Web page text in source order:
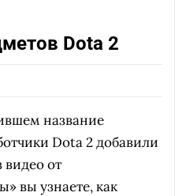
Dota 2
название
Dota 2 добавили
видео от
вы узнаете, как